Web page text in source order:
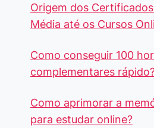
Origem dos
Média até os Cursos
Como conseguir 100
complementares
Como aprimorar a
para estudar online?